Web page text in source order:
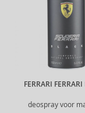
FERRARI
deospray voor